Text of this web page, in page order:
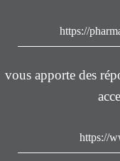
https://
vous apporte des
https://